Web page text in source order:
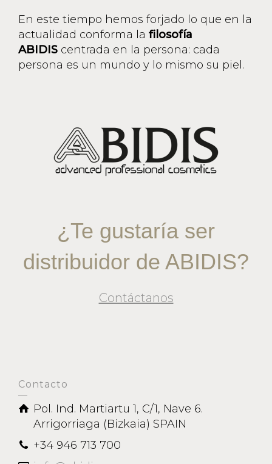
En este tiempo hemos forjado lo que en la
actualidad conforma la filosofía
ABIDIS centrada en la persona: cada
persona es un mundo y lo mismo su piel.
¿Te gustaría ser
distribuidor de ABIDIS?
Contáctanos
Contacto
Pol. Ind. Martiartu 1, C/1, Nave 6.
Arrigorriaga (Bizkaia) SPAIN
+34 946 713 700